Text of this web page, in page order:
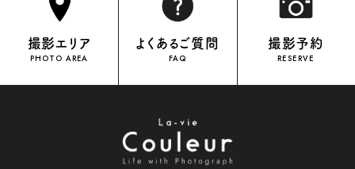
撮影エリア
PHOTO AREA
よくあるご質問
FAQ
撮影予約
RESERVE